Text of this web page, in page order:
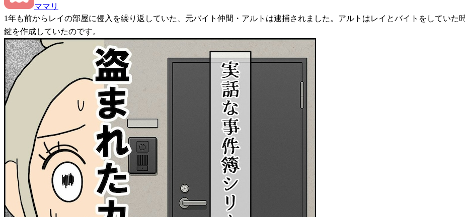
ママリ
1年も前からレイの部屋に侵入を繰り返していた、元バイト仲間・アルトは逮捕されました。アルトはレイとバイトをしてい
鍵を作成していたのです。